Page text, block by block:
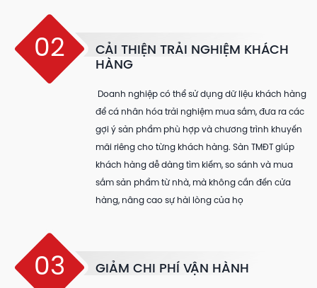
02
CẢI THIỆN TRẢI NGHIỆM KHÁCH
HÀNG
Doanh nghiệp có thể sử dụng dữ liệu khách hàng
để cá nhân hóa trải nghiệm mua sắm, đưa ra các
gợi ý sản phẩm phù hợp và chương trình khuyến
mãi riêng cho từng khách hàng. Sàn TMĐT giúp
khách hàng dễ dàng tìm kiếm, so sánh và mua
sắm sản phẩm từ nhà, mà không cần đến cửa
hàng, nâng cao sự hài lòng của họ
03 GIẢM CHI PHÍ VẬN HÀNH